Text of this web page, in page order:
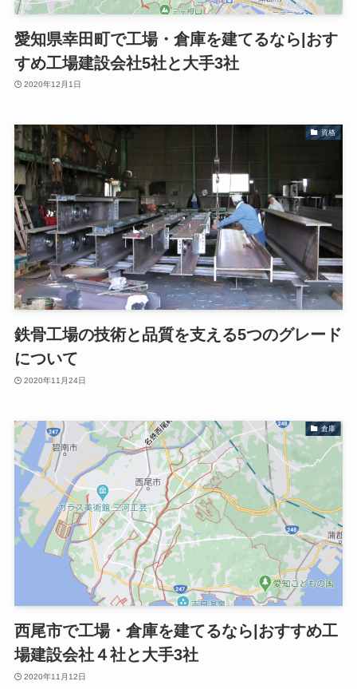
愛知県幸田町で工場・倉庫を建てるなら|おす
すめ工場建設会社5社と大手3社
2020年12月1日
資格
鉄骨工場の技術と品質を支える5つのグレード
について
2020年11月24日
倉庫
西尾市で工場・倉庫を建てるなら|おすすめ工
場建設会社４社と大手3社
2020年11月12日